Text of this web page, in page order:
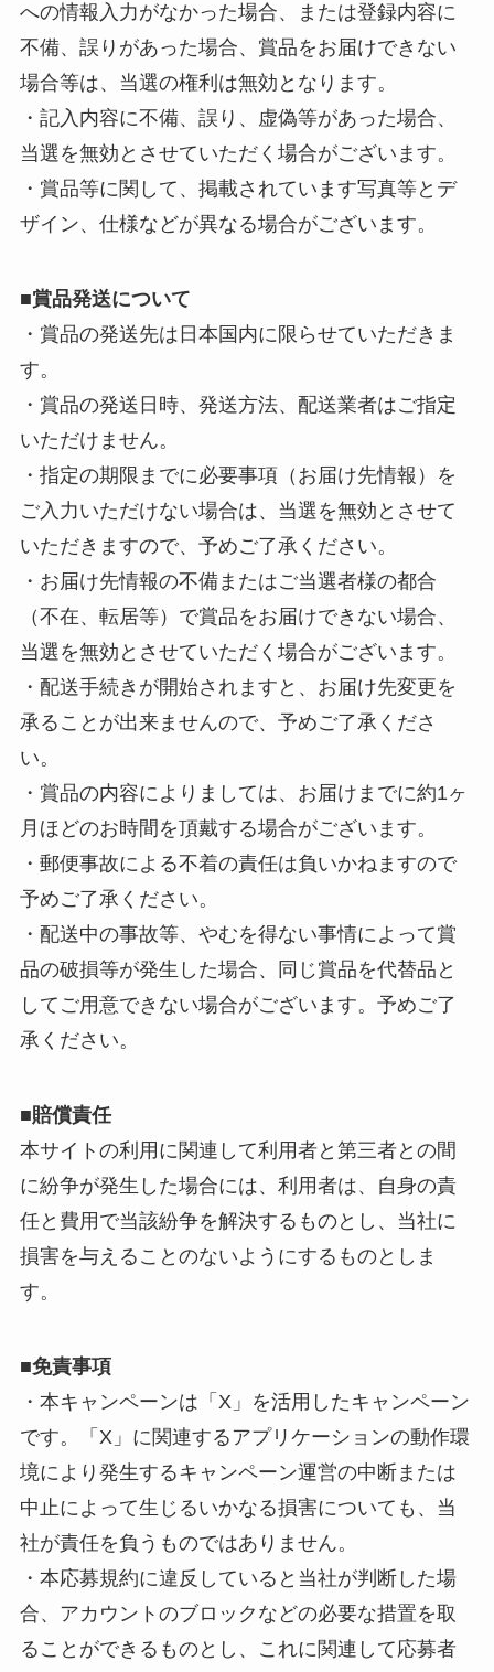
への情報入力がなかった場合、または登録内容に
不備、誤りがあった場合、賞品をお届けできない
場合等は、当選の権利は無効となります。
・記入内容に不備、誤り、虚偽等があった場合、
当選を無効とさせていただく場合がございます。
・賞品等に関して、掲載されています写真等とデ
ザイン、仕様などが異なる場合がございます。
■賞品発送について
・賞品の発送先は日本国内に限らせていただきま
す。
・賞品の発送日時、発送方法、配送業者はご指定
いただけません。
・指定の期限までに必要事項（お届け先情報）を
ご入力いただけない場合は、当選を無効とさせて
いただきますので、予めご了承ください。
・お届け先情報の不備またはご当選者様の都合
（不在、転居等）で賞品をお届けできない場合、
当選を無効とさせていただく場合がございます。
・配送手続きが開始されますと、お届け先変更を
承ることが出来ませんので、予めご了承くださ
い。
・賞品の内容によりましては、お届けまでに約1ヶ
月ほどのお時間を頂戴する場合がございます。
・郵便事故による不着の責任は負いかねますので
予めご了承ください。
・配送中の事故等、やむを得ない事情によって賞
品の破損等が発生した場合、同じ賞品を代替品と
してご用意できない場合がございます。予めご了
承ください。
■賠償責任
本サイトの利用に関連して利用者と第三者との間
に紛争が発生した場合には、利用者は、自身の責
任と費用で当該紛争を解決するものとし、当社に
損害を与えることのないようにするものとしま
す。
■免責事項
・本キャンペーンは「X」を活用したキャンペーン
です。「X」に関連するアプリケーションの動作環
境により発生するキャンペーン運営の中断または
中止によって生じるいかなる損害についても、当
社が責任を負うものではありません。
・本応募規約に違反していると当社が判断した場
合、アカウントのブロックなどの必要な措置を取
ることができるものとし、これに関連して応募者